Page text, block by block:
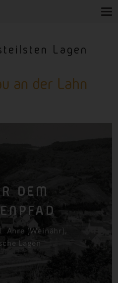
T
Lagen
DEM
Anre (Weinähr),
Lagen